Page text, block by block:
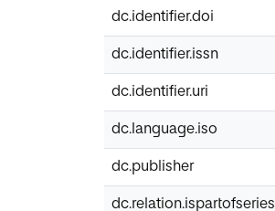
dc.identifier.doi
dc.identifier.issn
dc.identifier.uri
dc.language.iso
dc.publisher
dc.relation.ispartofseries